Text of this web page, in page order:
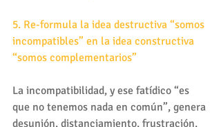
5. Re-formula la idea destructiva “somos
incompatibles” en la idea constructiva
“somos complementarios”
La incompatibilidad, y ese fatídico “es
que no tenemos nada en común”, genera
desunión, distanciamiento, frustración,